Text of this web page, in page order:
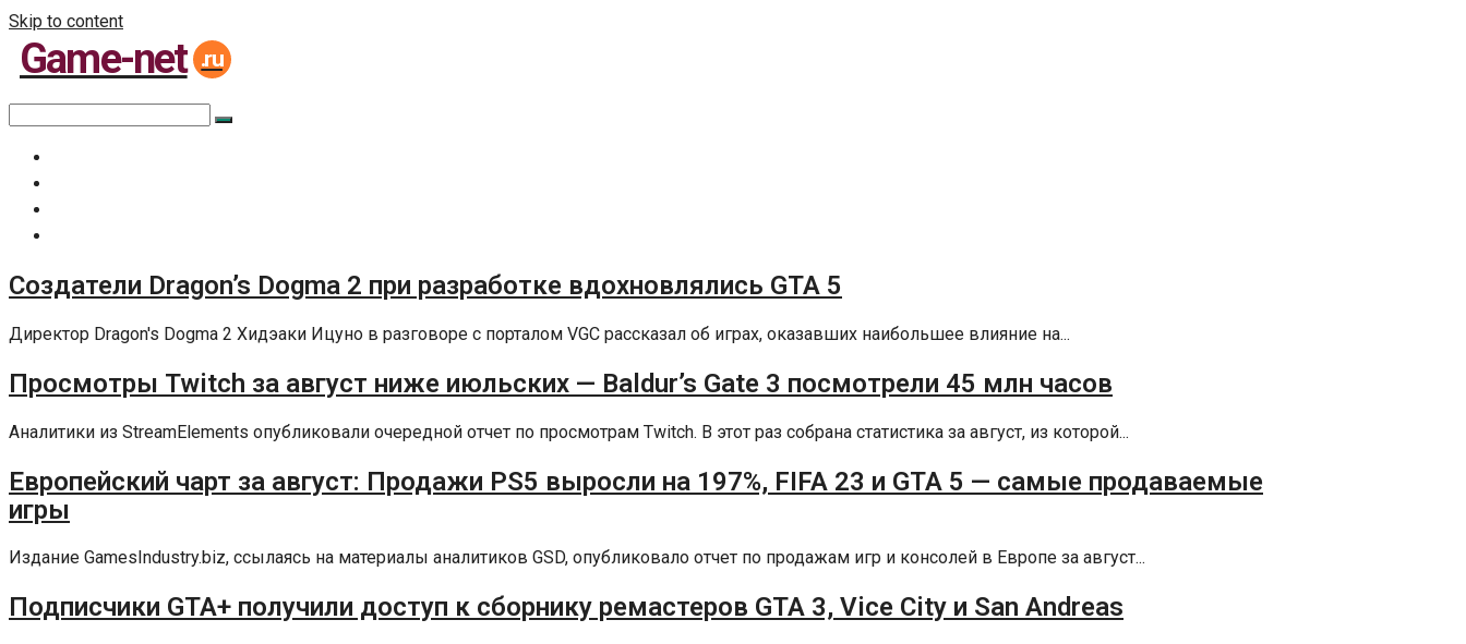
Skip to content
Game-net .ru
Создатели Dragon’s Dogma 2 при разработке вдохновлялись GTA 5
Директор Dragon's Dogma 2 Хидэаки Ицуно в разговоре с порталом VGC рассказал об играх, оказавших наибольшее влияние на...
Просмотры Twitch за август ниже июльских — Baldur’s Gate 3 посмотрели 45 млн часов
Аналитики из StreamElements опубликовали очередной отчет по просмотрам Twitch. В этот раз собрана статистика за август, из которой...
Европейский чарт за август: Продажи PS5 выросли на 197%, FIFA 23 и GTA 5 — самые продаваемые
игры
Издание GamesIndustry.biz, ссылаясь на материалы аналитиков GSD, опубликовало отчет по продажам игр и консолей в Европе за август...
Подписчики GTA+ получили доступ к сборнику ремастеров GTA 3, Vice City и San Andreas